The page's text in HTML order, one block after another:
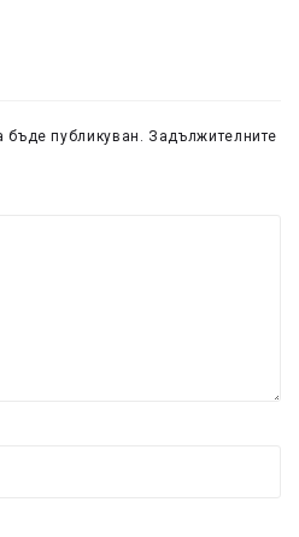
публикуван. Задължителните